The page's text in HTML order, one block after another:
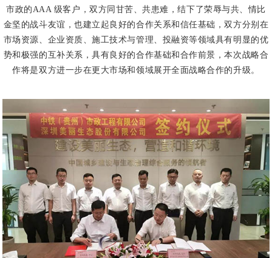
市政的AAA 级客户，双方同甘苦、共患难，结下了荣辱与共、情比
金坚的战斗友谊，也建立起良好的合作关系和信任基础，双方分别在
市场资源、企业资质、施工技术与管理、投融资等领域具有明显的优
势和极强的互补关系，具有良好的合作基础和合作前景，本次战略合
作将是双方进一步在更大市场和领域展开全面战略合作的升级。